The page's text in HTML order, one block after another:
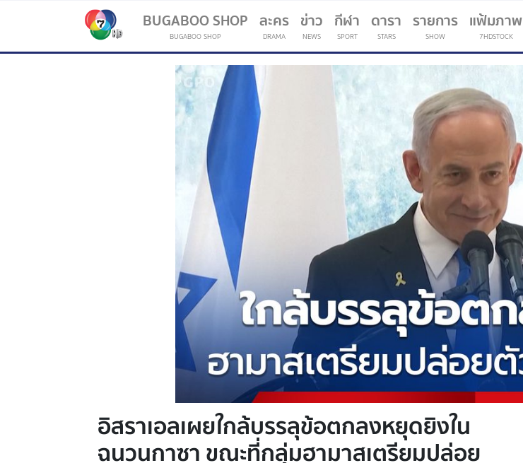
BUGABOO SHOP
BUGABOO SHOP
ละคร
DRAMA
ข่าว
NEWS
กีฬา
SPORT
(current)
ดารา
STARS
รายการ
SHOW
แฟ้มภาพ
7HDSTOCK
อิสราเอลเผยใกล้บรรลุข้อตกลงหยุดยิงใน
ฉนวนกาซา ขณะที่กลุ่มฮามาสเตรียมปล่อย